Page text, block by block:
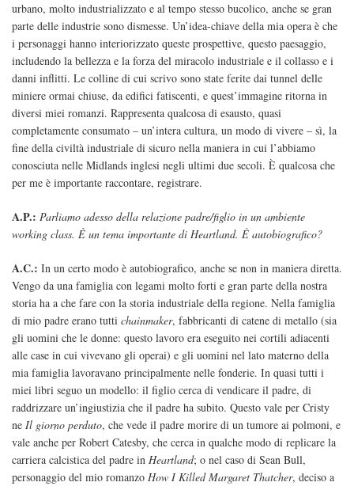
urbano, molto industrializzato e al tempo stesso bucolico, anche se gran
parte delle industrie sono dismesse. Un’idea-chiave della mia opera è che
i personaggi hanno interiorizzato queste prospettive, questo paesaggio,
includendo la bellezza e la forza del miracolo industriale e il collasso e i
danni inflitti. Le colline di cui scrivo sono state ferite dai tunnel delle
miniere ormai chiuse, da edifici fatiscenti, e quest’immagine ritorna in
diversi miei romanzi. Rappresenta qualcosa di esausto, quasi
completamente consumato – un’intera cultura, un modo di vivere – sì, la
fine della civiltà industriale di sicuro nella maniera in cui l’abbiamo
conosciuta nelle Midlands inglesi negli ultimi due secoli. È qualcosa che
per me è importante raccontare, registrare.
A.P.: Parliamo adesso della relazione padre/figlio in un ambiente
working class. È un tema importante di Heartland. È autobiografico?
A.C.: In un certo modo è autobiografico, anche se non in maniera diretta.
Vengo da una famiglia con legami molto forti e gran parte della nostra
storia ha a che fare con la storia industriale della regione. Nella famiglia
di mio padre erano tutti chainmaker, fabbricanti di catene di metallo (sia
gli uomini che le donne: questo lavoro era eseguito nei cortili adiacenti
alle case in cui vivevano gli operai) e gli uomini nel lato materno della
mia famiglia lavoravano principalmente nelle fonderie. In quasi tutti i
miei libri seguo un modello: il figlio cerca di vendicare il padre, di
raddrizzare un’ingiustizia che il padre ha subito. Questo vale per Cristy
ne Il giorno perduto, che vede il padre morire di un tumore ai polmoni, e
vale anche per Robert Catesby, che cerca in qualche modo di replicare la
carriera calcistica del padre in Heartland; o nel caso di Sean Bull,
personaggio del mio romanzo How I Killed Margaret Thatcher, deciso a